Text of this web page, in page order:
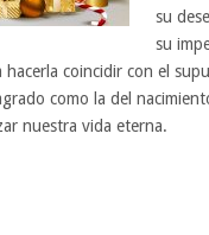
su
su
coincidir con el
como la del
nuestra vida eterna.